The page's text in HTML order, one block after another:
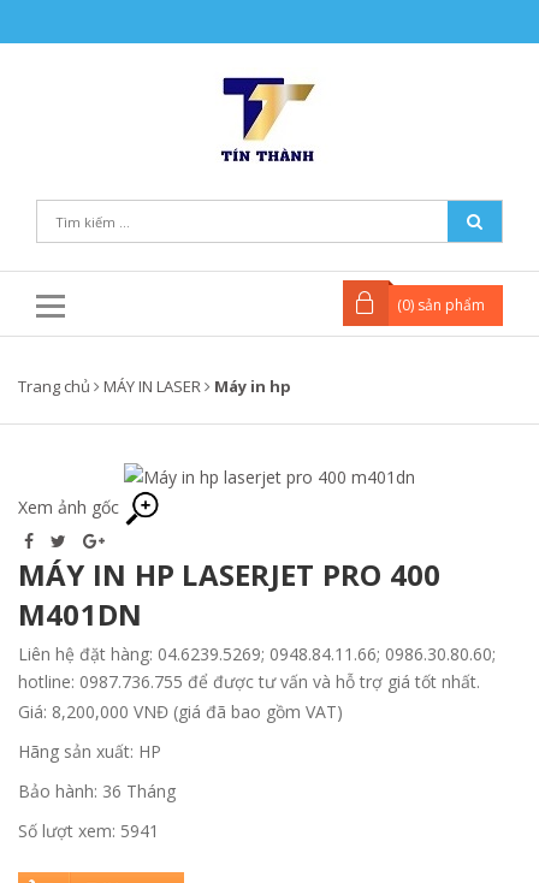
(0) sản phẩm
Trang chủ MÁY IN LASER Máy in hp
Xem ảnh gốc
MÁY IN HP LASERJET PRO 400
M401DN
Liên hệ đặt hàng: 04.6239.5269; 0948.84.11.66; 0986.30.80.60;
hotline: 0987.736.755 để được tư vấn và hỗ trợ giá tốt nhất.
Giá: 8,200,000 VNĐ (giá đã bao gồm VAT)
Hãng sản xuất: HP
Bảo hành: 36 Tháng
Số lượt xem: 5941